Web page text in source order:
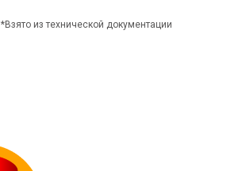
*Взято из технической документации